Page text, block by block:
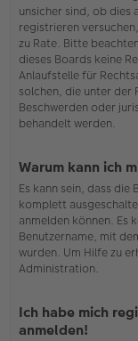
unsicher sind, ob dies
registrieren
zu Rate. Bitte
dieses Boards keine
Anlaufstelle für
solchen, die unter der
Beschwerden oder
behandelt werden.
Warum kann ich
Es kann sein, dass
komplett
anmelden können. Es
Benutzername, mit
wurden. Um Hilfe zu
Administration.
Ich habe mich
anmelden!